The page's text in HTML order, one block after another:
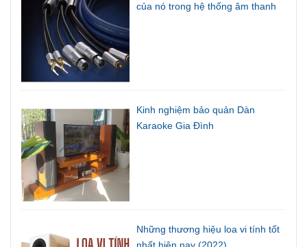
của nó trong hệ thống âm thanh
Kinh nghiệm bảo quản Dàn
Karaoke Gia Đình
Những thương hiệu loa vi tính tốt